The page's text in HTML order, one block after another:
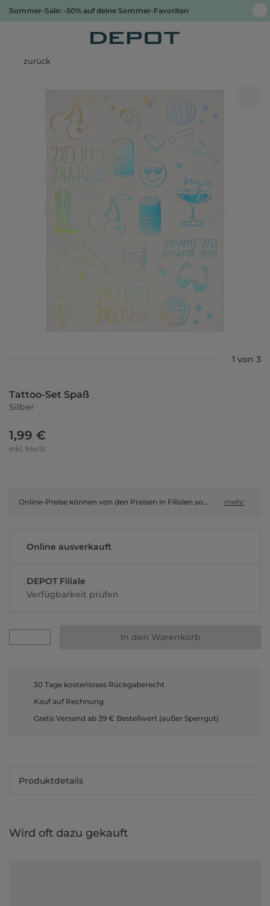
Sommer-Sale: -50% auf deine Sommer-Favoriten
zurück
1 von 3
Tattoo-Set Spaß
Silber
1,99 €
inkl. MwSt
Online-Preise können von den Preisen in Filialen sowie Shop-in-Shop-Flächen abweichen. mehr
Online ausverkauft
DEPOT Filiale
Verfügbarkeit prüfen
In den Warenkorb
30 Tage kostenloses Rückgaberecht
Kauf auf Rechnung
Gratis Versand ab 39 € Bestellwert (außer Sperrgut)
Produktdetails
Wird oft dazu gekauft